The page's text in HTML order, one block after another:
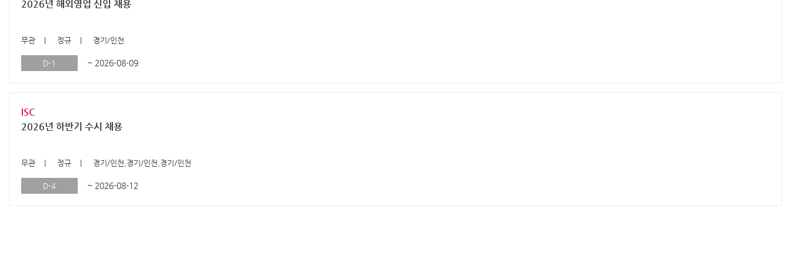
2026년 해외영업 신입 채용
무관 정규 경기/인천
D-1 ~ 2026-08-09
ISC
2026년 하반기 수시 채용
무관 정규 경기/인천,경기/인천,경기/인천
D-4 ~ 2026-08-12